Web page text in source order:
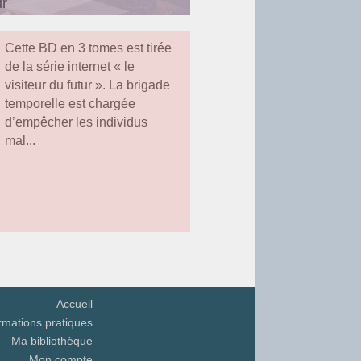
le parc, à l'ombre des
petits moments de
une technique de contage
fait défiler dans un petit
ou participatif, le
petites oreilles.
votre coussin.
à l'intérieur de la
Cette BD en 3 tomes est tirée
de la série internet « le
visiteur du futur ». La brigade
temporelle est chargée
d’empêcher les individus
mal...
Accueil
pratiques
Ma bibliothèque